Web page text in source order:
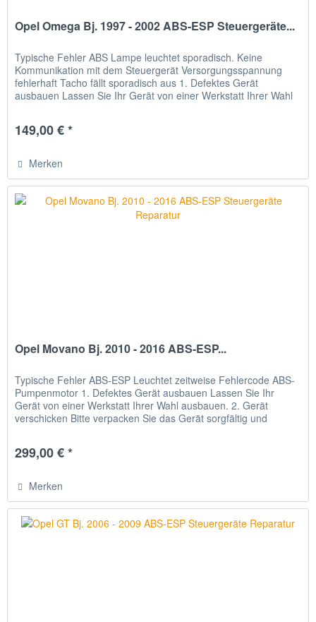
Opel Omega Bj. 1997 - 2002 ABS-ESP Steuergeräte...
Typische Fehler ABS Lampe leuchtet sporadisch. Keine
Kommunikation mit dem Steuergerät Versorgungsspannung
fehlerhaft Tacho fällt sporadisch aus 1. Defektes Gerät
ausbauen Lassen Sie Ihr Gerät von einer Werkstatt Ihrer Wahl
149,00 € *
Merken
Opel Movano Bj. 2010 - 2016 ABS-ESP...
Typische Fehler ABS-ESP Leuchtet zeitweise Fehlercode ABS-
Pumpenmotor 1. Defektes Gerät ausbauen Lassen Sie Ihr
Gerät von einer Werkstatt Ihrer Wahl ausbauen. 2. Gerät
verschicken Bitte verpacken Sie das Gerät sorgfältig und
299,00 € *
Merken